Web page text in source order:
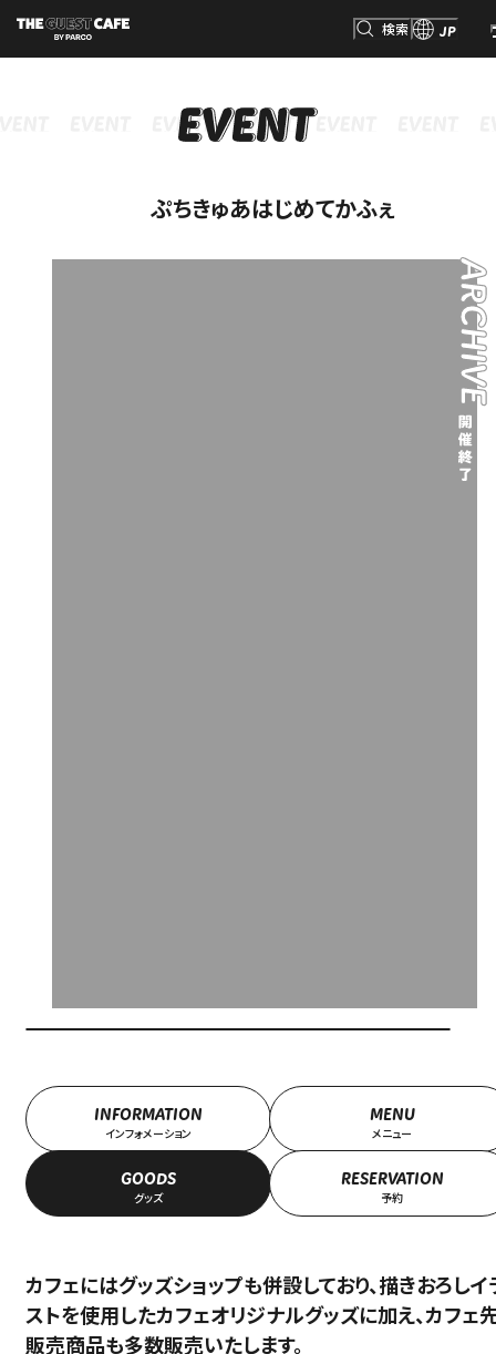
検索 JP
検索
INFORMATION RESERVATION
ぷちきゅあはじめてかふぇ
INFORMATION
インフォメーション
MENU
メニュー
GOODS
グッズ
RESERVATION
予約
カフェにはグッズショップも併設しており、描きおろしイ
ストを使用したカフェオリジナルグッズに加え、カフェ
販売商品も多数販売いたします。